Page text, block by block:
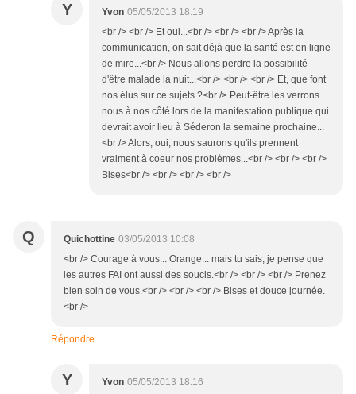
Y Yvon 05/05/2013 18:19
<br /> <br /> Et oui...<br /> <br /> <br /> Après la
communication, on sait déjà que la santé est en ligne
de mire...<br /> Nous allons perdre la possibilité
d'être malade la nuit...<br /> <br /> <br /> Et, que font
nos élus sur ce sujets ?<br /> Peut-être les verrons
nous à nos côté lors de la manifestation publique qui
devrait avoir lieu à Séderon la semaine prochaine...
<br /> Alors, oui, nous saurons qu'ils prennent
vraiment à coeur nos problèmes...<br /> <br /> <br />
Bises<br /> <br /> <br /> <br />
Q Quichottine 03/05/2013 10:08
<br /> Courage à vous... Orange... mais tu sais, je pense que
les autres FAI ont aussi des soucis.<br /> <br /> <br /> Prenez
bien soin de vous.<br /> <br /> <br /> Bises et douce journée.
<br />
Répondre
Y Yvon 05/05/2013 18:16